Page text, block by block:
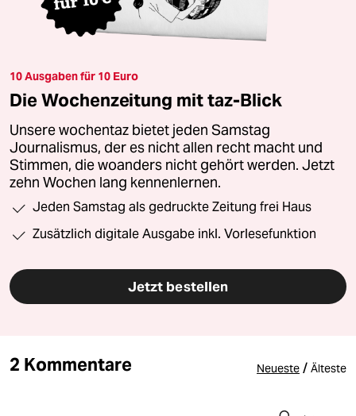
10 Ausgaben für 10 Euro
Die Wochenzeitung mit taz-Blick
Unsere wochentaz bietet jeden Samstag
Journalismus, der es nicht allen recht macht und
Stimmen, die woanders nicht gehört werden. Jetzt
zehn Wochen lang kennenlernen.
Jeden Samstag als gedruckte Zeitung frei Haus
Zusätzlich digitale Ausgabe inkl. Vorlesefunktion
Jetzt bestellen
2 Kommentare Neueste / Älteste